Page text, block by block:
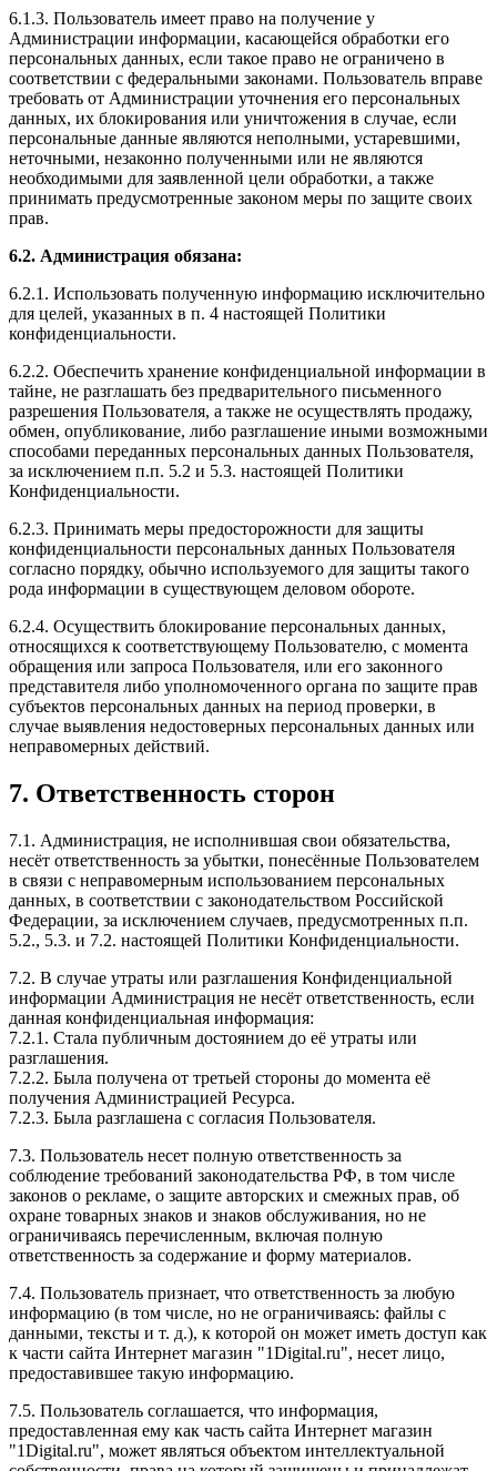
6.1.3. Пользователь имеет право на получение у
Администрации информации, касающейся обработки его
персональных данных, если такое право не ограничено в
соответствии с федеральными законами. Пользователь вправе
требовать от Администрации уточнения его персональных
данных, их блокирования или уничтожения в случае, если
персональные данные являются неполными, устаревшими,
неточными, незаконно полученными или не являются
необходимыми для заявленной цели обработки, а также
принимать предусмотренные законом меры по защите своих
прав.
6.2. Администрация обязана:
6.2.1. Использовать полученную информацию исключительно
для целей, указанных в п. 4 настоящей Политики
конфиденциальности.
6.2.2. Обеспечить хранение конфиденциальной информации в
тайне, не разглашать без предварительного письменного
разрешения Пользователя, а также не осуществлять продажу,
обмен, опубликование, либо разглашение иными возможными
способами переданных персональных данных Пользователя,
за исключением п.п. 5.2 и 5.3. настоящей Политики
Конфиденциальности.
6.2.3. Принимать меры предосторожности для защиты
конфиденциальности персональных данных Пользователя
согласно порядку, обычно используемого для защиты такого
рода информации в существующем деловом обороте.
6.2.4. Осуществить блокирование персональных данных,
относящихся к соответствующему Пользователю, с момента
обращения или запроса Пользователя, или его законного
представителя либо уполномоченного органа по защите прав
субъектов персональных данных на период проверки, в
случае выявления недостоверных персональных данных или
неправомерных действий.
7. Ответственность сторон
7.1. Администрация, не исполнившая свои обязательства,
несёт ответственность за убытки, понесённые Пользователем
в связи с неправомерным использованием персональных
данных, в соответствии с законодательством Российской
Федерации, за исключением случаев, предусмотренных п.п.
5.2., 5.3. и 7.2. настоящей Политики Конфиденциальности.
7.2. В случае утраты или разглашения Конфиденциальной
информации Администрация не несёт ответственность, если
данная конфиденциальная информация:
7.2.1. Стала публичным достоянием до её утраты или
разглашения.
7.2.2. Была получена от третьей стороны до момента её
получения Администрацией Ресурса.
7.2.3. Была разглашена с согласия Пользователя.
7.3. Пользователь несет полную ответственность за
соблюдение требований законодательства РФ, в том числе
законов о рекламе, о защите авторских и смежных прав, об
охране товарных знаков и знаков обслуживания, но не
ограничиваясь перечисленным, включая полную
ответственность за содержание и форму материалов.
7.4. Пользователь признает, что ответственность за любую
информацию (в том числе, но не ограничиваясь: файлы с
данными, тексты и т. д.), к которой он может иметь доступ как
к части сайта Интернет магазин "1Digital.ru", несет лицо,
предоставившее такую информацию.
7.5. Пользователь соглашается, что информация,
предоставленная ему как часть сайта Интернет магазин
"1Digital.ru", может являться объектом интеллектуальной